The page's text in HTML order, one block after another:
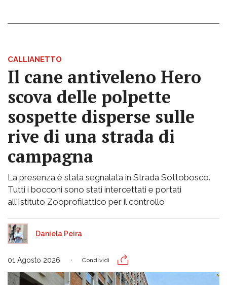
CALLIANETTO
Il cane antiveleno Hero
scova delle polpette
sospette disperse sulle
rive di una strada di
campagna
La presenza è stata segnalata in Strada Sottobosco.
Tutti i bocconi sono stati intercettati e portati
all'Istituto Zooprofilattico per il controllo
Daniela Peira
01 Agosto 2026 Condividi